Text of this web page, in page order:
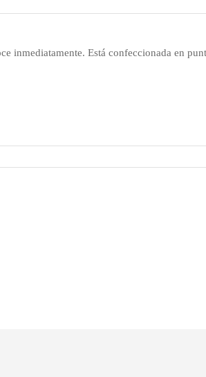
inmediatamente. Está confeccionada en